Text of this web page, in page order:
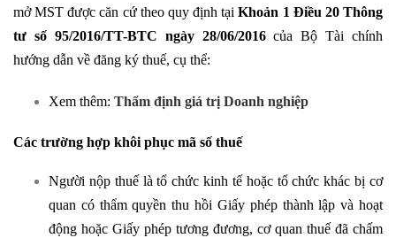
mở MST được căn cứ theo quy định tạiKhoản 1 Điều 20 Thông
tư số 95/2016/TT-BTC ngày 28/06/2016của Bộ Tài chính
hướng dẫn về đăng ký thuế, cụ thể:
Xem thêm: Thẩm định giá trị Doanh nghiệp
Các trường hợp khôi phục mã số thuế
Người nộp thuế là tổ chức kinh tế hoặc tổ chức khác bị cơ
quan có thẩm quyền thu hồi Giấy phép thành lập và hoạt
động hoặc Giấy phép tương đương, cơ quan thuế đã chấm